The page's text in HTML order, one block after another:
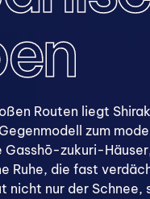
Routen liegt
zum
zukuri-
Ruhe, die fast
nicht nur der Schnee,